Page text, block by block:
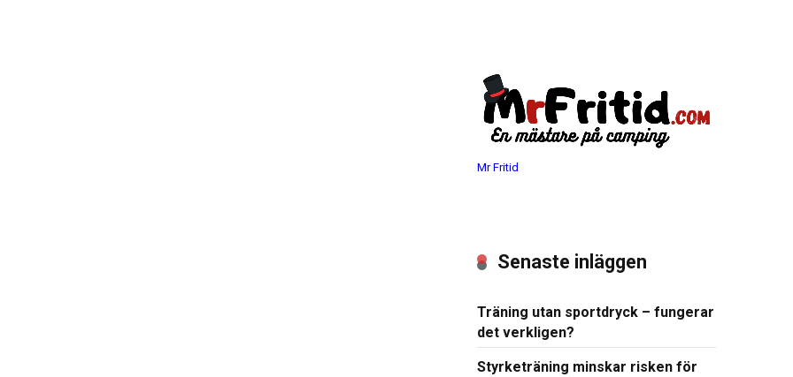
Mr Fritid
Senaste inläggen
Träning utan sportdryck – fungerar
det verkligen?
Styrketräning minskar risken för